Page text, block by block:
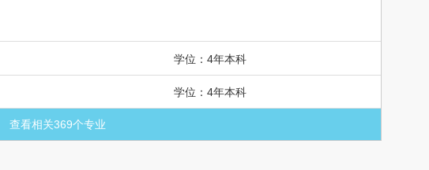
学位：4年本科
学位：4年本科
查看相关369个专业